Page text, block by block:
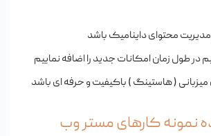
محتوای داینامیک باشد
در طول زمان امکانات جدید را اضافه نماییم
( هاستینگ ) باکیفیت و حرفه ای باشد
نمونه کارهای مستر وب